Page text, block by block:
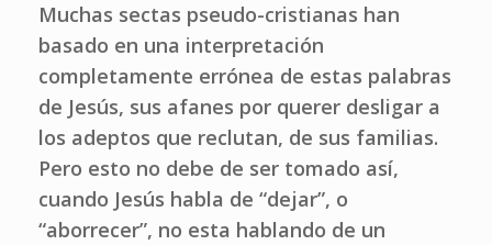
Muchas sectas pseudo-cristianas han
basado en una interpretación
completamente errónea de estas palabras
de Jesús, sus afanes por querer desligar a
los adeptos que reclutan, de sus familias.
Pero esto no debe de ser tomado así,
cuando Jesús habla de “dejar”, o
“aborrecer”, no esta hablando de un